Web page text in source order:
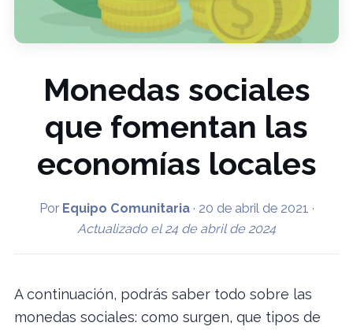
Monedas sociales
que fomentan las
economías locales
Por Equipo Comunitaria· 20 de abril de 2021 ·
Actualizado el24 de abril de 2024
A continuación, podrás saber todo sobre las
monedas sociales: como surgen, que tipos de